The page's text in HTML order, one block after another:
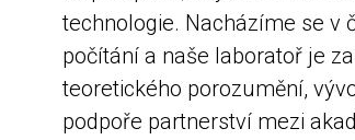
technologie. Nacházíme se v
počítání a naše laboratoř je
teoretického porozumění,
podpoře partnerství mezi